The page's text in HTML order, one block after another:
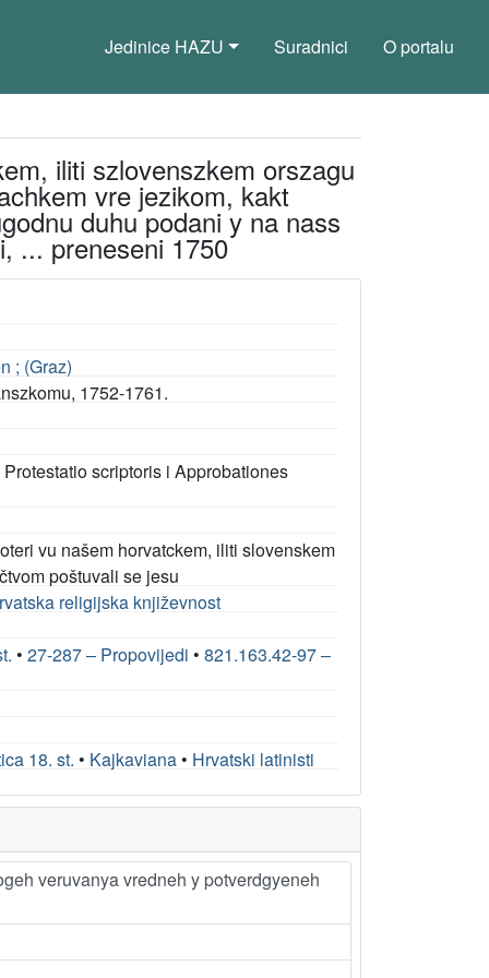
Jedinice HAZU Suradnici O portalu
iliti szlovenszkem orszagu
vre jezikom, kakt
duhu podani y na nass
... preneseni 1750
; (Graz)
1752-1761.
scriptoris i Approbationes
vu našem horvatckem, iliti slovenskem
poštuvali se jesu
religijska književnost
•27-287 – Propovijedi •821.163.42-97 –
18. st. • Kajkaviana • Hrvatski latinisti
veruvanya vredneh y potverdgyeneh